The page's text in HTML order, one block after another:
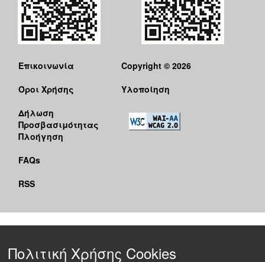
Επικοινωνία
Όροι Χρήσης
Δήλωση
Προσβασιμότητας
Πλοήγηση
FAQs
RSS
Copyright © 2026
Υλοποίηση
Πολιτική Χρήσης Cookies